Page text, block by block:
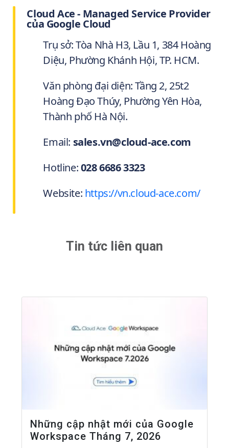
Cloud Ace - Managed Service Provider
của Google Cloud
Trụ sở: Tòa Nhà H3, Lầu 1, 384 Hoàng
Diệu, Phường Khánh Hội, TP. HCM.
Văn phòng đại diện: Tầng 2, 25t2
Hoàng Đạo Thúy, Phường Yên Hòa,
Thành phố Hà Nội.
Email: sales.vn@cloud-ace.com
Hotline:028 6686 3323
Website: https://vn.cloud-ace.com/
Tin tức liên quan
Những cập nhật mới của Google
Workspace Tháng 7, 2026